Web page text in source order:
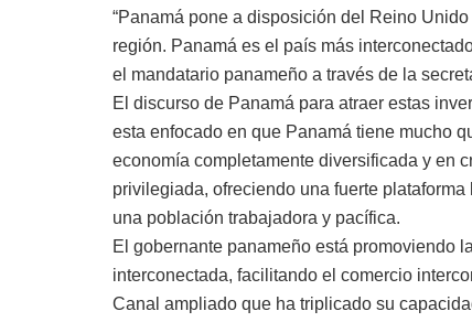
“Panamá pone a disposición del Reino
región. Panamá es el país más
el mandatario panameño a través de la
El discurso de Panamá para atraer estas
esta enfocado en que Panamá tiene mucho
economía completamente diversificada y en
privilegiada, ofreciendo una fuerte
una población trabajadora y pacífica.
El gobernante panameño está promoviendo
interconectada, facilitando el comercio
Canal ampliado que ha triplicado su